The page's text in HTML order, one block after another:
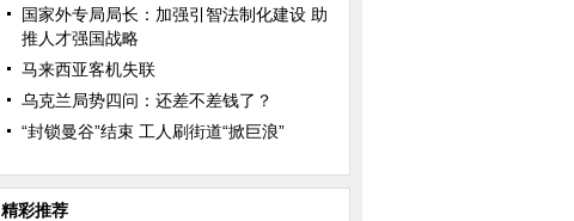
国家外专局局长：加强引智法制化建设 助
推人才强国战略
马来西亚客机失联
乌克兰局势四问：还差不差钱了？
“封锁曼谷”结束 工人刷街道“掀巨浪”
精彩推荐